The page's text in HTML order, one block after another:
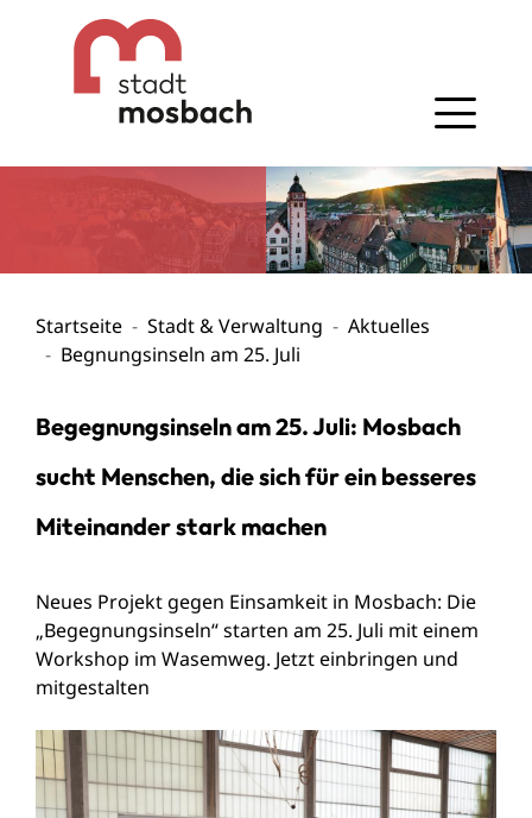
Gehe zum Navigationsbereich
Gehe zum Inhalt
Startseite Stadt & Verwaltung
Aktuelles
Begnungsinseln am 25. Juli
Begegnungsinseln am 25. Juli: Mosbach
sucht Menschen, die sich für ein besseres
Miteinander stark machen
Neues Projekt gegen Einsamkeit in Mosbach: Die
„Begegnungsinseln“ starten am 25. Juli mit einem
Workshop im Wasemweg. Jetzt einbringen und
mitgestalten